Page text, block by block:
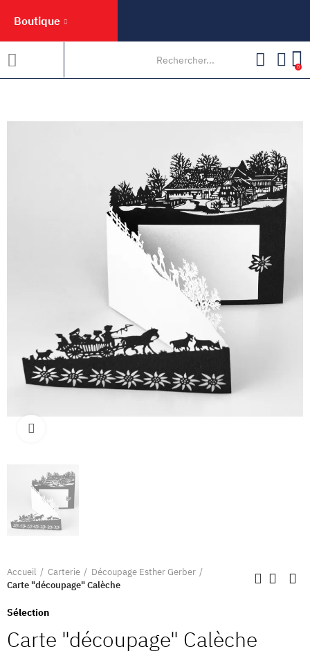
Boutique
0
Accueil Carterie
Découpage Esther Gerber
Carte "découpage" Calèche
Sélection
Carte "découpage" Calèche